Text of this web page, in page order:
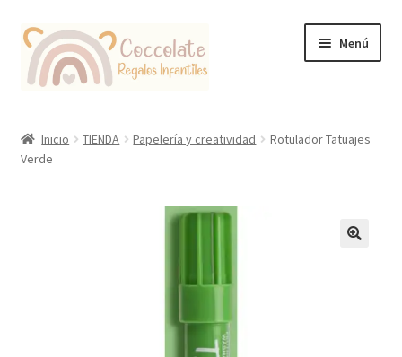
Ir
la
Ir
contenido
Menú
Coccolate Puericultura y Juguetería Educativa
Inicio TIENDA Papelería y creatividad
Rotulador Tatuajes
Verde